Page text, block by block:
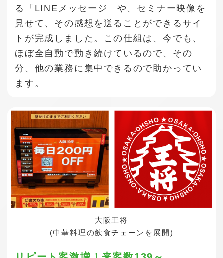
る「LINEメッセージ」や、セミナー映像を
見せて、その感想を送ることができるサイ
トが完成しました。この仕組は、今でも、
ほぼ全自動で動き続けているので、その
分、他の業務に集中できるので助かってい
ます。
大阪王将
(中華料理の飲食チェーンを展開)